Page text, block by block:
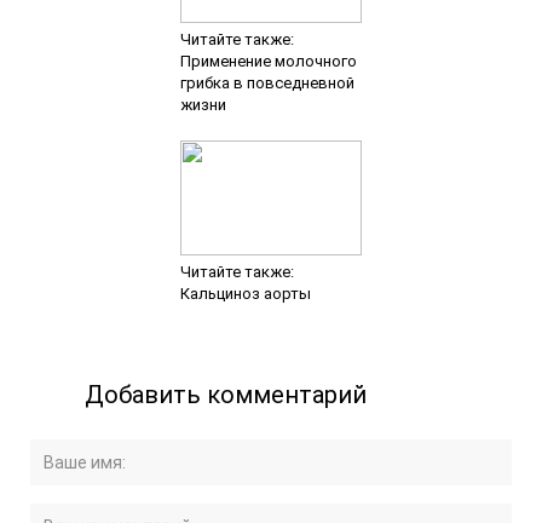
Читайте также:
Применение молочного
грибка в повседневной
жизни
Читайте также:
Кальциноз аорты
Добавить комментарий